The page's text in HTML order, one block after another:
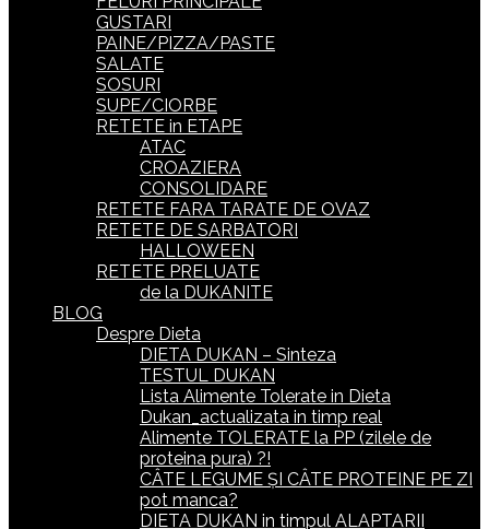
GUSTARI
PAINE/PIZZA/PASTE
SALATE
SOSURI
SUPE/CIORBE
RETETE in ETAPE
ATAC
CROAZIERA
CONSOLIDARE
RETETE FARA TARATE DE OVAZ
RETETE DE SARBATORI
HALLOWEEN
RETETE PRELUATE
de la DUKANITE
BLOG
Despre Dieta
DIETA DUKAN – Sinteza
TESTUL DUKAN
Lista Alimente Tolerate in Dieta
Dukan_actualizata in timp real
Alimente TOLERATE la PP (zilele de
proteina pura) ?!
CÂTE LEGUME ȘI CÂTE PROTEINE PE ZI
pot manca?
DIETA DUKAN in timpul ALAPTARII